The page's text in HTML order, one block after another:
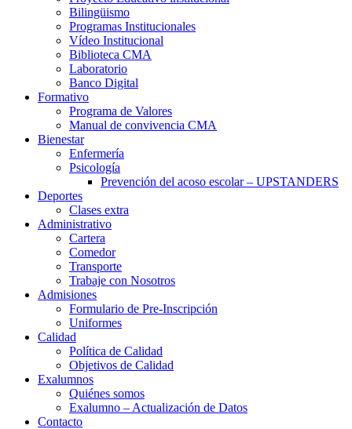
Bilingüismo
Programas Institucionales
Vídeo Institucional
Biblioteca CMA
Laboratorio
Banco Digital
Formativo
Programa de Valores
Manual de convivencia CMA
Bienestar
Enfermería
Psicología
Prevención del acoso escolar – UPSTANDERS
Deportes
Clases extra
Administrativo
Cartera
Comedor
Transporte
Trabaje con Nosotros
Admisiones
Formulario de Pre-Inscripción
Uniformes
Calidad
Política de Calidad
Objetivos de Calidad
Exalumnos
Quiénes somos
Exalumno – Actualización de Datos
Contacto